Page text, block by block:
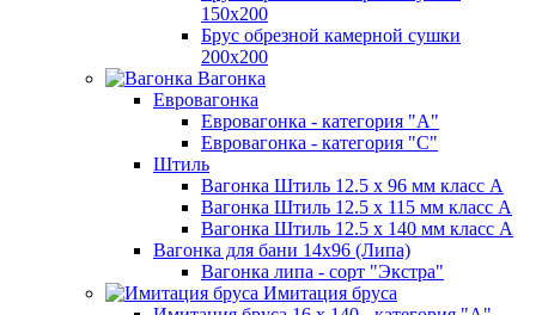
150х200
Брус обрезной камерной сушки
200х200
Вагонка
Евровагонка
Евровагонка - категория "А"
Евровагонка - категория "С"
Штиль
Вагонка Штиль 12.5 х 96 мм класс А
Вагонка Штиль 12.5 х 115 мм класс А
Вагонка Штиль 12.5 х 140 мм класс А
Вагонка для бани 14х96 (Липа)
Вагонка липа - сорт "Экстра"
Имитация бруса